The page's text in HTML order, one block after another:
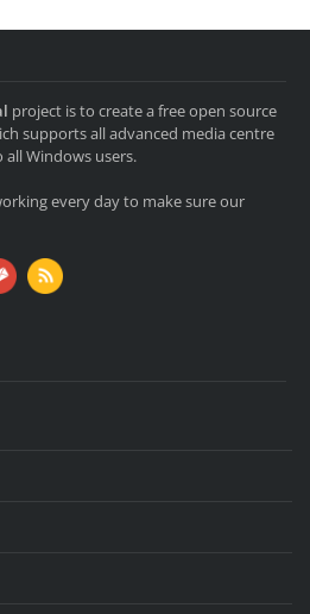
project is to create a free open source
supports all advanced media centre
all Windows users.
every day to make sure our